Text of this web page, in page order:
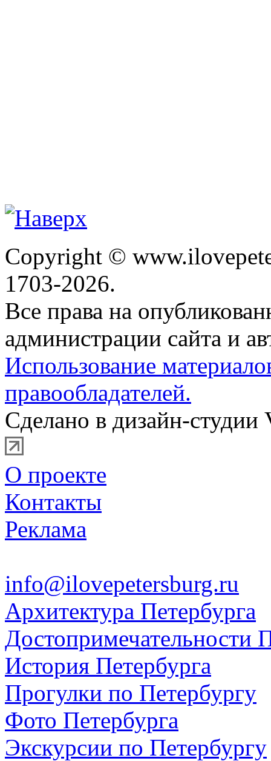
Copyright ©
1703-2026.
Все права на
администрации сайта и
Использование
правообладателей.
Сделано в дизайн-студии
О проекте
Контакты
Реклама
info@ilovepetersburg.ru
Архитектура Петербурга
Достопримечательности
История Петербурга
Прогулки по Петербургу
Фото Петербурга
Экскурсии по Петербургу